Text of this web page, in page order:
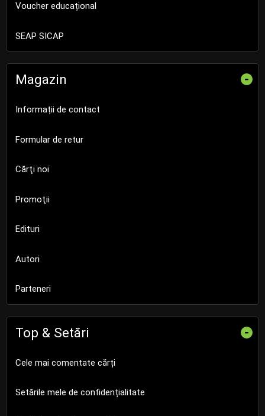
Voucher educațional
SEAP SICAP
Magazin -
Informații de contact
Formular de retur
Cărţi noi
Promoţii
Edituri
Autori
Parteneri
Top & Setări -
Cele mai comentate cărți
Setările mele de confidențialitate